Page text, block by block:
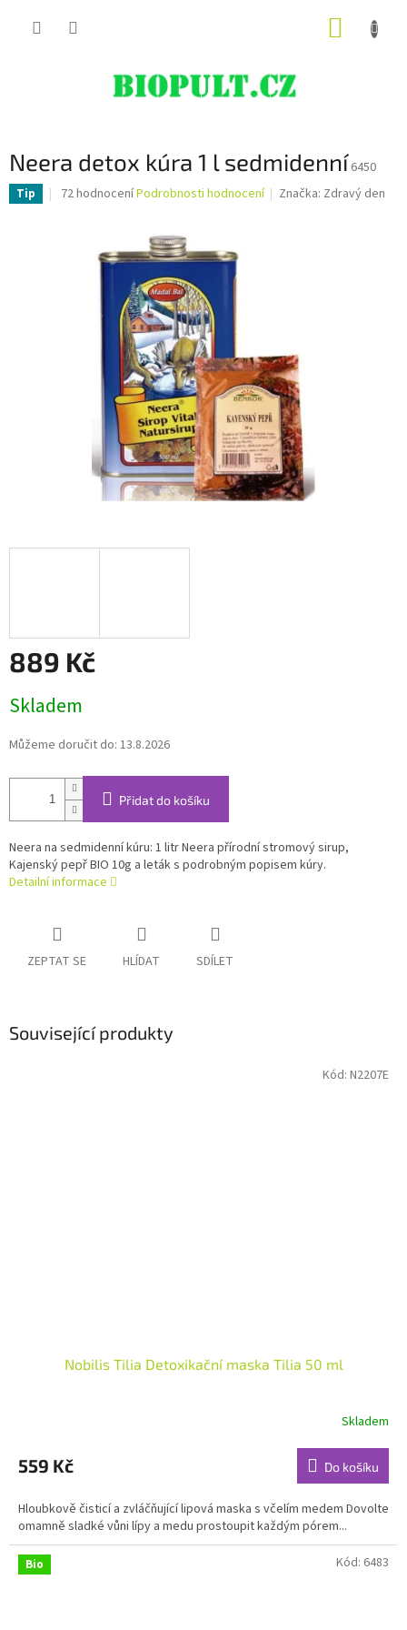
Neera detox kúra 1 l sedmidenní 6450
Tip
Průměrné
hvězdiček.
72 hodnoceníPodrobnosti hodnocení Značka: Zdravý den
889 Kč
cena:
Skladem
Můžeme doručit do: 13.8.2026
Přidat do košíku
Neera na sedmidenní kúru: 1 litr Neera přírodní stromový sirup,
Kajenský pepř BIO 10g a leták s podrobným popisem kúry.
Detailní informace
ZEPTAT SE HLÍDAT SDÍLET
Související produkty
Nobilis Tilia Detoxikační maska Tilia 50 ml
produktu
je
z
5
hvězdiček.
Skladem
559 Kč Do košíku
Hloubkově čisticí a zvláčňující lipová maska s včelím medem Dovolte
omamně sladké vůni lípy a medu prostoupit každým pórem...
Kód: N2207E
Bio Kód: 6483